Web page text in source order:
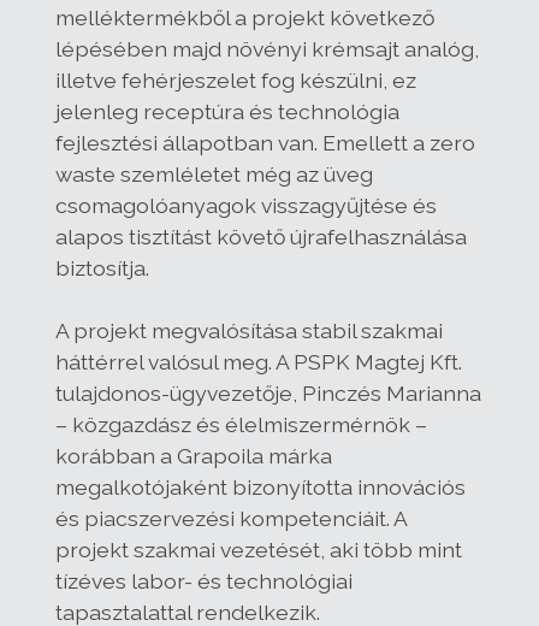
melléktermékből a projekt következő
lépésében majd növényi krémsajt analóg,
illetve fehérjeszelet fog készülni, ez
jelenleg receptúra és technológia
fejlesztési állapotban van. Emellett a zero
waste szemléletet még az üveg
csomagolóanyagok visszagyűjtése és
alapos tisztítást követő újrafelhasználása
biztosítja.
A projekt megvalósítása stabil szakmai
háttérrel valósul meg. A PSPK Magtej Kft.
tulajdonos-ügyvezetője, Pinczés Marianna
– közgazdász és élelmiszermérnök –
korábban a Grapoila márka
megalkotójaként bizonyította innovációs
és piacszervezési kompetenciáit. A
projekt szakmai vezetését, aki több mint
tízéves labor- és technológiai
tapasztalattal rendelkezik.